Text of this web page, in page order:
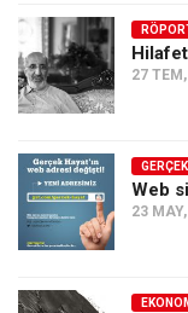
27
Web
23